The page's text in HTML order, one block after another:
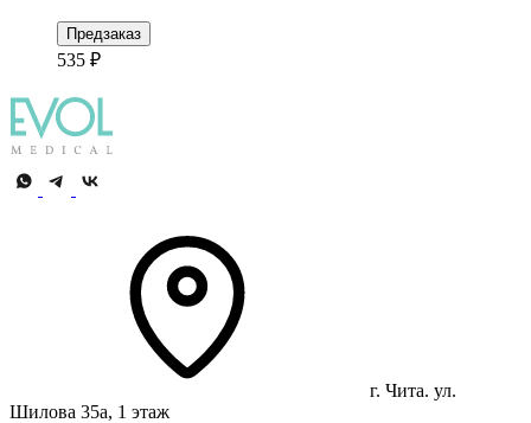
Предзаказ
535 ₽
г. Чита. ул.
Шилова 35а, 1 этаж